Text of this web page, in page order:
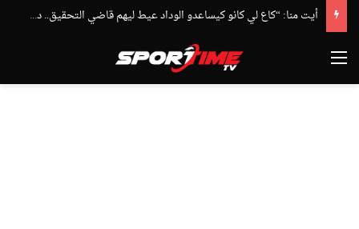
أيت منا: “كاع لي كانو كيساعدو الوداد عيط ليهم قاضي التحقيق.. دابا حتى شي واحد ما بقا باغي يعاون”
القائمة